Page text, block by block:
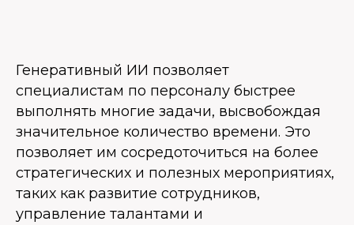
Генеративный ИИ позволяет
специалистам по персоналу быстрее
выполнять многие задачи, высвобождая
значительное количество времени. Это
позволяет им сосредоточиться на более
стратегических и полезных мероприятиях,
таких как развитие сотрудников,
управление талантами и